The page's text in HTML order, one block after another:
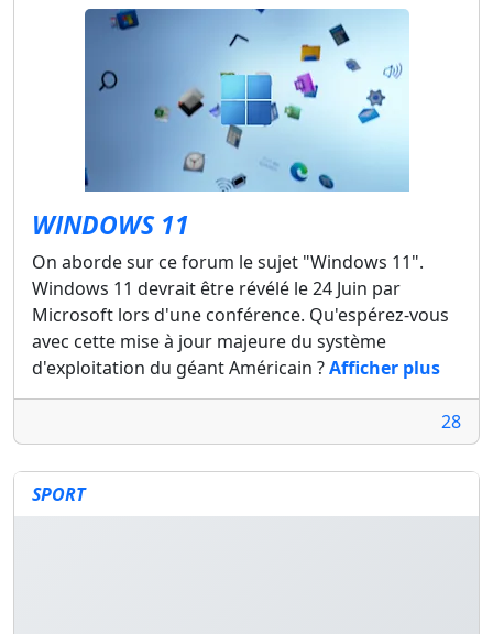
WINDOWS 11
On aborde sur ce forum le sujet "Windows 11".
Windows 11 devrait être révélé le 24 Juin par
Microsoft lors d'une conférence. Qu'espérez-vous
avec cette mise à jour majeure du système
d'exploitation du géant Américain ?Afficher plus
28
SPORT